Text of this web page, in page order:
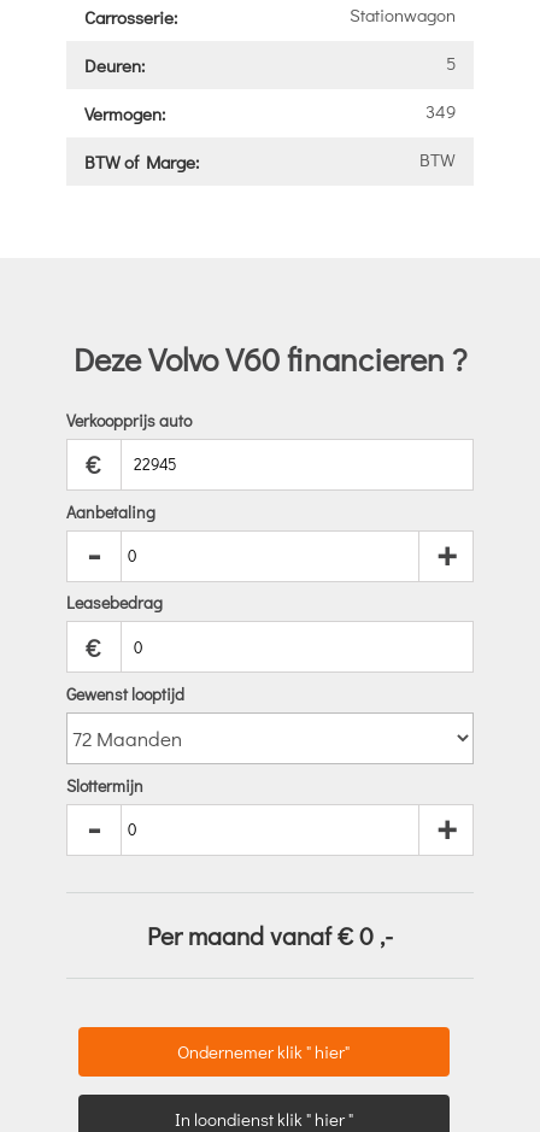
Carrosserie: Stationwagon
Deuren: 5
Vermogen: 349
BTW of Marge: BTW
Deze Volvo V60 financieren ?
Verkoopprijs auto
€
Aanbetaling
- +
Leasebedrag
€
Gewenst looptijd
Slottermijn
- +
Per maand vanaf €0 ,-
Ondernemer klik " hier"
In loondienst klik " hier "